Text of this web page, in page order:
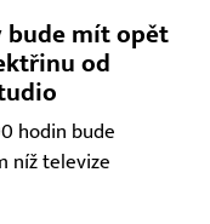
bude mít opět
od
hodin bude
níž televize